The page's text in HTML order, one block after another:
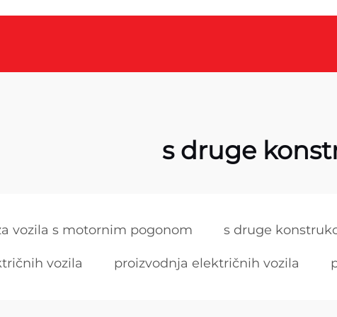
s druge
vozila s motornim pogonom s druge
vozila proizvodnja električnih vozila